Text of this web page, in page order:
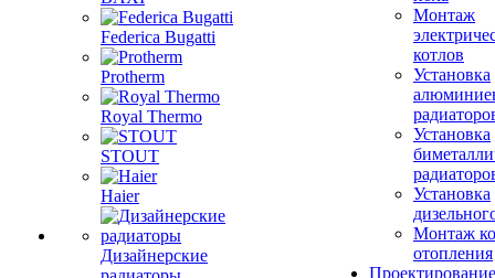
Federica Bugatti
Protherm
Royal Thermo
STOUT
Haier
Дизайнерские
Монтаж
котлов
Установка
Установка
Установка
Монтаж
отопления
Проектирование